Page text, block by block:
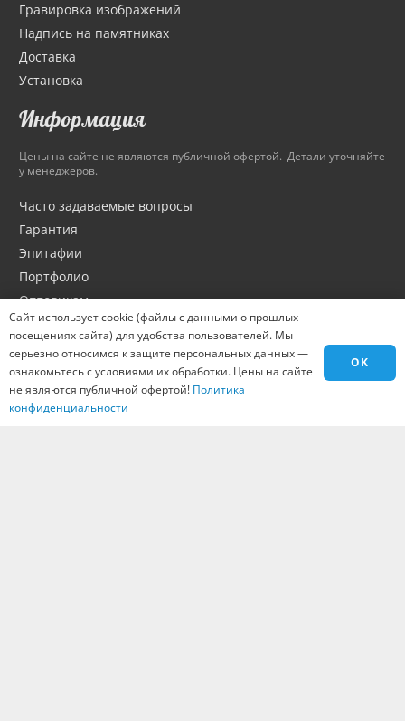
Гравировка изображений
Надпись на памятниках
Доставка
Установка
Информация
Цены на сайте не являются публичной офертой. Детали уточняйте
у менеджеров.
Часто задаваемые вопросы
Гарантия
Эпитафии
Портфолио
Оптовикам
Материалы
Города
Контакты
Вакансии
Сайт использует cookie (файлы с данными о прошлых
посещениях сайта) для удобства пользователей. Мы
серьезно относимся к защите персональных данных —
ознакомьтесь с условиями их обработки. Цены на сайте
не являются публичной офертой! Политика
конфиденциальности
OK